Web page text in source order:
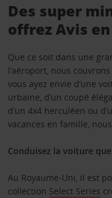
Des super
offrez Avis
Que ce soit dans une
l’aéroport, nous
vous ayez envie d’une
urbaine, d’un coupé
d’un 4x4 herculéen ou
vacances en famille,
Conduisez la voiture
Au Royaume-Uni, il est
collection Select Series